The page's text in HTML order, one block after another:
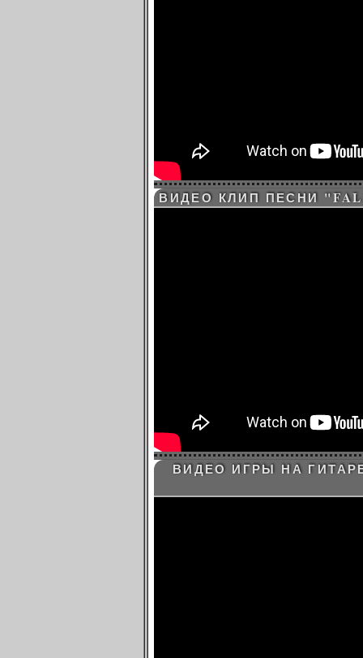
ВИДЕО КЛИП ПЕСНИ
ВИДЕО ИГРЫ НА ГИТАРЕ